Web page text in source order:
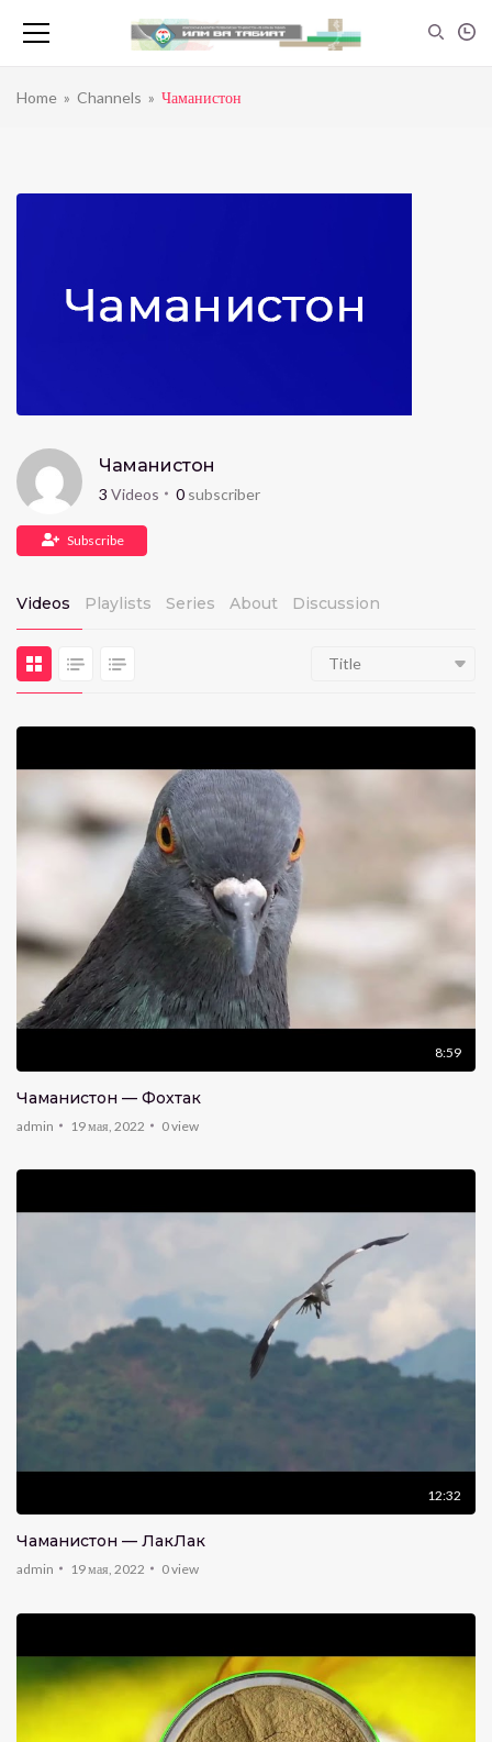
Home » Channels » Чаманистон
Чаманистон
3 Videos 0 subscriber
Subscribe
Videos Playlists Series About Discussion
Title
8:59
Чаманистон — Фохтак
admin 19 мая, 2022 0view
12:32
Чаманистон — ЛакЛак
admin 19 мая, 2022 0view